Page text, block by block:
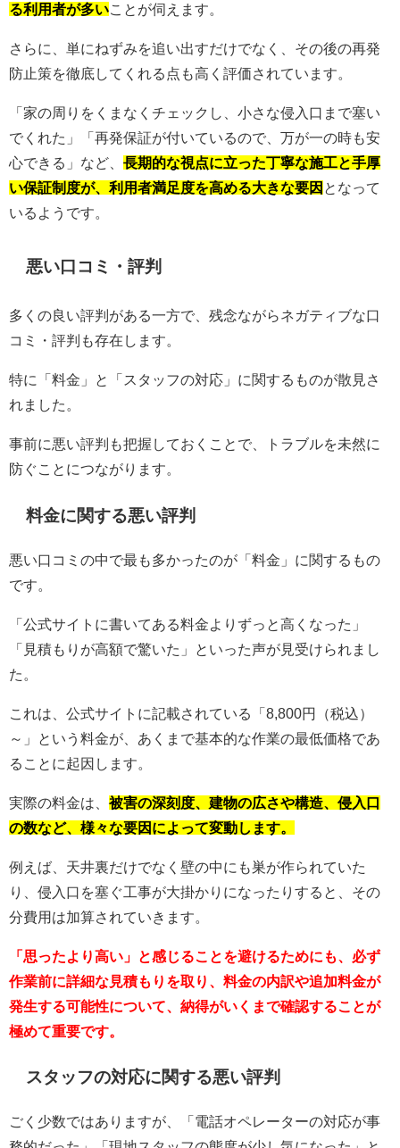
る利用者が多い ことが伺えます。
さらに、単にねずみを追い出すだけでなく、その後の再発
防止策を徹底してくれる点も高く評価されています。
「家の周りをくまなくチェックし、小さな侵入口まで塞い
でくれた」「再発保証が付いているので、万が一の時も安
心できる」など、 長期的な視点に立った丁寧な施工と手厚
い保証制度が、利用者満足度を高める大きな要因 となって
いるようです。
悪い口コミ・評判
多くの良い評判がある一方で、残念ながらネガティブな口
コミ・評判も存在します。
特に「料金」と「スタッフの対応」に関するものが散見さ
れました。
事前に悪い評判も把握しておくことで、トラブルを未然に
防ぐことにつながります。
料金に関する悪い評判
悪い口コミの中で最も多かったのが「料金」に関するもの
です。
「公式サイトに書いてある料金よりずっと高くなった」
「見積もりが高額で驚いた」といった声が見受けられまし
た。
これは、公式サイトに記載されている「8,800円（税込）
～」という料金が、あくまで基本的な作業の最低価格であ
ることに起因します。
実際の料金は、 被害の深刻度、建物の広さや構造、侵入口
の数など、様々な要因によって変動します。
例えば、天井裏だけでなく壁の中にも巣が作られていた
り、侵入口を塞ぐ工事が大掛かりになったりすると、その
分費用は加算されていきます。
「思ったより高い」と感じることを避けるためにも、必ず
作業前に詳細な見積もりを取り、料金の内訳や追加料金が
発生する可能性について、納得がいくまで確認することが
極めて重要です。
スタッフの対応に関する悪い評判
ごく少数ではありますが、「電話オペレーターの対応が事